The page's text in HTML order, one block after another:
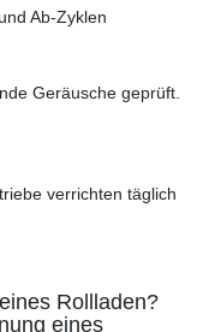
Ab-Zyklen
Geräusche geprüft.
verrichten täglich
Rollladen?
eines